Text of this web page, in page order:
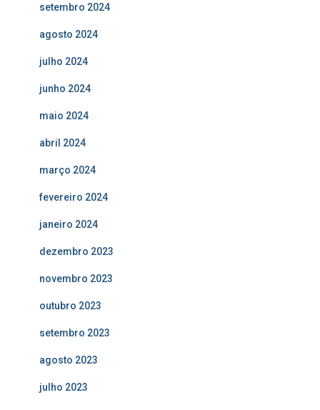
setembro 2024
agosto 2024
julho 2024
junho 2024
maio 2024
abril 2024
março 2024
fevereiro 2024
janeiro 2024
dezembro 2023
novembro 2023
outubro 2023
setembro 2023
agosto 2023
julho 2023